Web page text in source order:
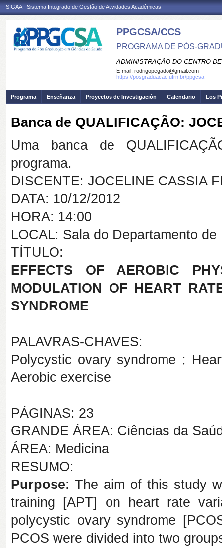
SIGAA - Sistema Integrado de Gestão de Atividades Acadêmicas
PPGCSA/CCS
PROGRAMA DE PÓS-
ADMINISTRAÇÃO DO CENTRO
E-mail: rodrigopegado@gmail.com
https://posgraduacao.ufrn.br/ppgcsa
Programa Enseñanza Proyectos de Investigación Calendario Los
Banca de QUALIFICAÇÃO:
Uma banca de
programa.
DISCENTE: JOCELINE CASSIA
DATA: 10/12/2012
HORA: 14:00
LOCAL: Sala do Departamento
TÍTULO:
EFFECTS OF AEROBIC
MODULATION OF HEART
SYNDROME
PALAVRAS-CHAVES:
Polycystic ovary syndrome ;
Aerobic exercise
PÁGINAS: 23
GRANDE ÁREA: Ciências da
ÁREA: Medicina
RESUMO:
Purpose: The aim of this study
training [APT] on heart rate
polycystic ovary syndrome
PCOS were divided into two